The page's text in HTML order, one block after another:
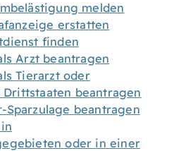
melden
erstatten
finden
Arzt beantragen
Tierarzt oder
Drittstaaten beantragen
Sparzulage beantragen
oder in einer